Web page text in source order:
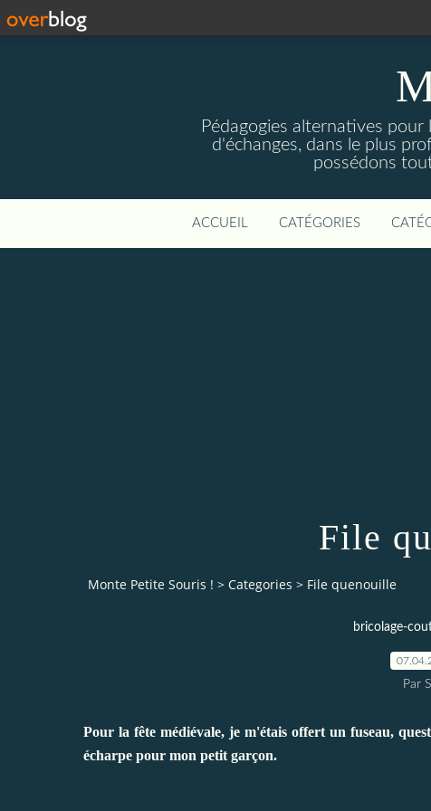
Pédagogies alternatives
d'échanges, dans le plus
possédons
ACCUEIL CATÉGORIES
File
Monte Petite Souris ! > Categories > File quenouille
bricolage-
Par
Pour la fête médiévale, je m'étais offert un fuseau,
écharpe pour mon petit garçon.